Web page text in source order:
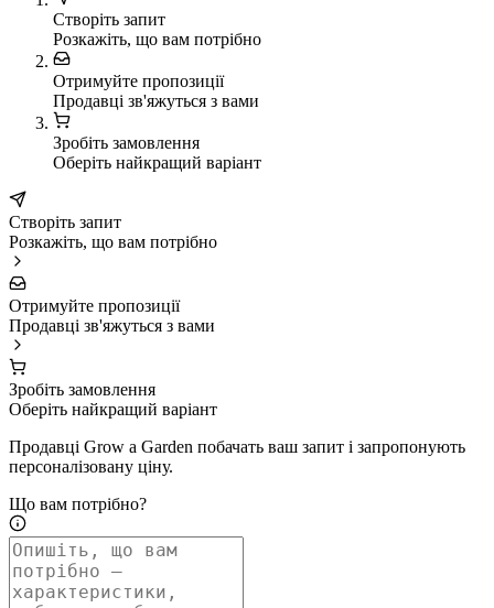
Створіть запит
Розкажіть, що вам потрібно
Отримуйте пропозиції
Продавці зв'яжуться з вами
Зробіть замовлення
Оберіть найкращий варіант
Створіть запит
Розкажіть, що вам потрібно
Отримуйте пропозиції
Продавці зв'яжуться з вами
Зробіть замовлення
Оберіть найкращий варіант
Продавці Grow a Garden побачать ваш запит і запропонують
персоналізовану ціну.
Що вам потрібно?